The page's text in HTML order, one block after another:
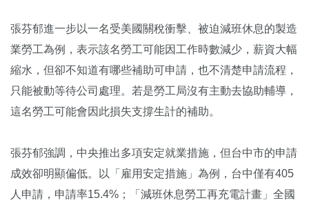
張芬郁進一步以一名受美國關稅衝擊、被迫減班休息的製造
業勞工為例，表示該名勞工可能因工作時數減少，薪資大幅
縮水，但卻不知道有哪些補助可申請，也不清楚申請流程，
只能被動等待公司處理。若是勞工局沒有主動去協助輔導，
這名勞工可能會因此損失支撐生計的補助。
張芬郁強調，中央推出多項安定就業措施，但台中市的申請
成效卻明顯偏低。以「雇用安定措施」為例，台中僅有405
人申請，申請率15.4%；「減班休息勞工再充電計畫」全國